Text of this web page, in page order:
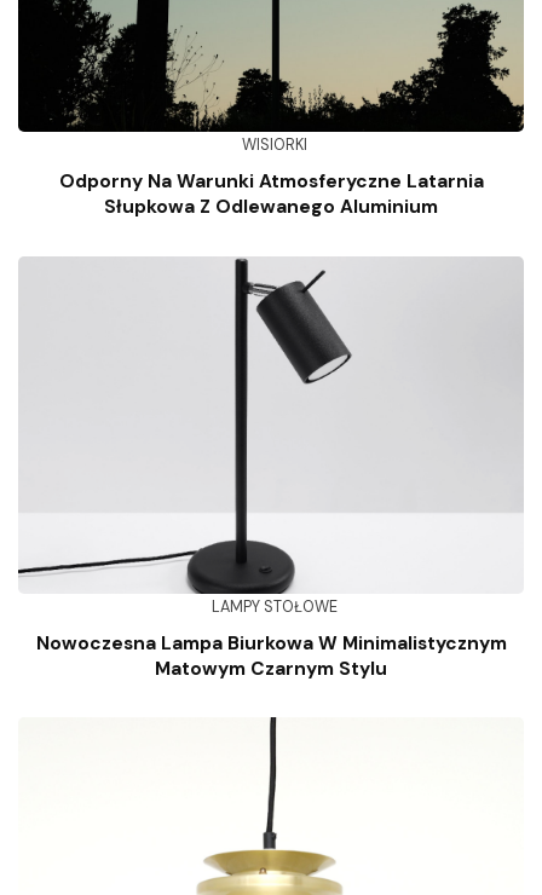
WISIORKI
Odporny Na Warunki Atmosferyczne Latarnia
Słupkowa Z Odlewanego Aluminium
LAMPY STOŁOWE
Nowoczesna Lampa Biurkowa W Minimalistycznym
Matowym Czarnym Stylu